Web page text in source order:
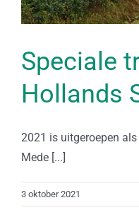
Speciale
Hollands
2021 is uitgeroepen
Mede [...]
3 oktober 2021